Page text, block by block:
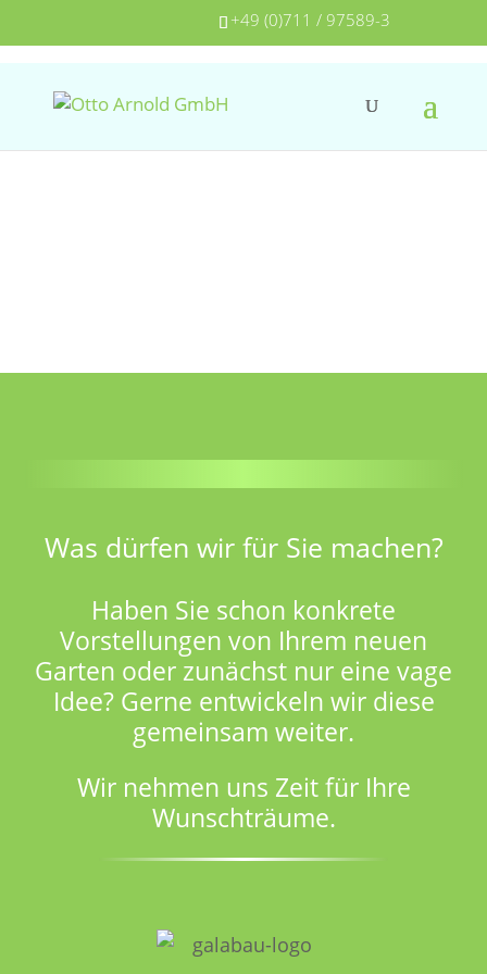
+49 (0)711 / 97589-3
Was dürfen wir für Sie machen?
Haben Sie schon konkrete
Vorstellungen von Ihrem neuen
Garten oder zunächst nur eine vage
Idee? Gerne entwickeln wir diese
gemeinsam weiter.
Wir nehmen uns Zeit für Ihre
Wunschträume.